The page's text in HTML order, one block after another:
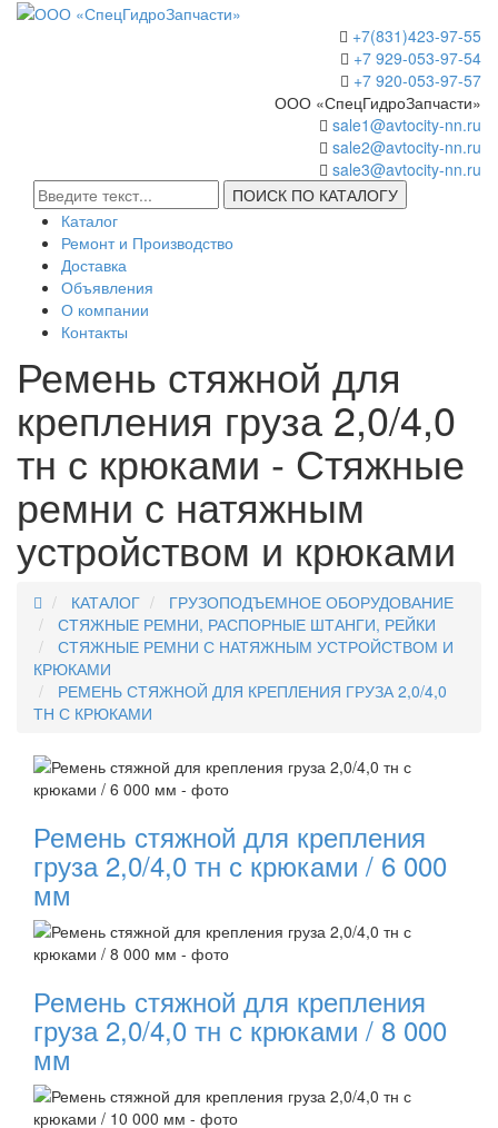
+7(831)423-97-55
+7 929-053-97-54
+7 920-053-97-57
ООО «СпецГидроЗапчасти»
sale1@avtocity-nn.ru
sale2@avtocity-nn.ru
sale3@avtocity-nn.ru
ПОИСК ПО КАТАЛОГУ
Каталог
Ремонт и Производство
Доставка
Объявления
О компании
Контакты
Ремень стяжной для
крепления груза 2,0/4,0
тн с крюками - Стяжные
ремни с натяжным
устройством и крюками
КАТАЛОГ
ГРУЗОПОДЪЕМНОЕ ОБОРУДОВАНИЕ
СТЯЖНЫЕ РЕМНИ, РАСПОРНЫЕ ШТАНГИ, РЕЙКИ
СТЯЖНЫЕ РЕМНИ С НАТЯЖНЫМ УСТРОЙСТВОМ И
КРЮКАМИ
РЕМЕНЬ СТЯЖНОЙ ДЛЯ КРЕПЛЕНИЯ ГРУЗА 2,0/4,0
ТН С КРЮКАМИ
Ремень стяжной для крепления
груза 2,0/4,0 тн с крюками / 6 000
мм
Ремень стяжной для крепления
груза 2,0/4,0 тн с крюками / 8 000
мм